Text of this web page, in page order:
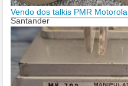
Vendo dos talkis PMR Motorola
Santander